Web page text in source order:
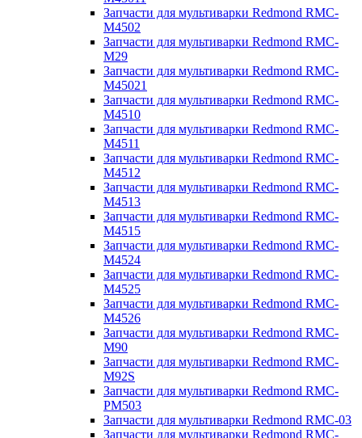
Запчасти для мультиварки Redmond RMC-
M4502
Запчасти для мультиварки Redmond RMC-
M29
Запчасти для мультиварки Redmond RMC-
M45021
Запчасти для мультиварки Redmond RMC-
M4510
Запчасти для мультиварки Redmond RMC-
M4511
Запчасти для мультиварки Redmond RMC-
M4512
Запчасти для мультиварки Redmond RMC-
M4513
Запчасти для мультиварки Redmond RMC-
M4515
Запчасти для мультиварки Redmond RMC-
M4524
Запчасти для мультиварки Redmond RMC-
M4525
Запчасти для мультиварки Redmond RMC-
M4526
Запчасти для мультиварки Redmond RMC-
M90
Запчасти для мультиварки Redmond RMC-
M92S
Запчасти для мультиварки Redmond RMC-
PM503
Запчасти для мультиварки Redmond RMC-03
Запчасти для мультиварки Redmond RMC-